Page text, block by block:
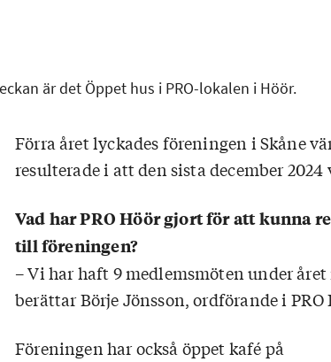
är det Öppet hus i PRO-lokalen i Höör.
Förra året lyckades föreningen i Skåne
resulterade i att den sista december
Vad har PRO Höör gjort för att kunna
till föreningen?
– Vi har haft 9 medlemsmöten under
berättar Börje Jönsson, ordförande i PRO
Föreningen har också öppet kafé på